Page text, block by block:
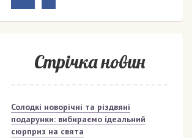
Стрічка новин
Солодкі новорічні та різдвяні
подарунки: вибираємо ідеальний
сюрприз на свята